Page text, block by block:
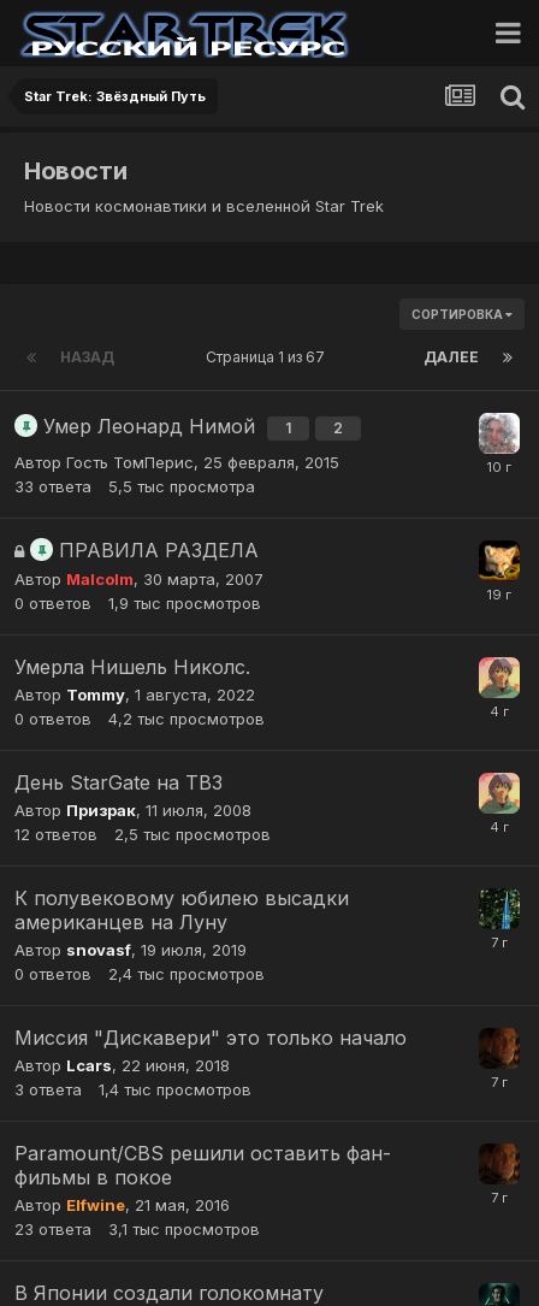
Star Trek: Звёздный Путь
Новости
Новости космонавтики и вселенной Star Trek
СОРТИРОВКА
НАЗАД ДАЛЕЕ
Страница 1 из 67
Умер Леонард Нимой 1 2
Автор Гость ТомПерис, 25 февраля, 2015
33 ответа 5,5 тыс просмотра
ПРАВИЛА РАЗДЕЛА
Автор Malcolm, 30 марта, 2007
0 ответов 1,9 тыс просмотров
Умерла Нишель Николс.
Автор Tommy, 1 августа, 2022
0 ответов 4,2 тыс просмотров
День StarGate на ТВ3
Автор Призрак, 11 июля, 2008
12 ответов 2,5 тыс просмотров
К полувековому юбилею высадки
американцев на Луну
Автор snovasf, 19 июля, 2019
0 ответов 2,4 тыс просмотров
Миссия "Дискавери" это только начало
Автор Lcars, 22 июня, 2018
3 ответа 1,4 тыс просмотров
Paramount/CBS решили оставить фан-
фильмы в покое
Автор Elfwine, 21 мая, 2016
23 ответа 3,1 тыс просмотров
В Японии создали голокомнату